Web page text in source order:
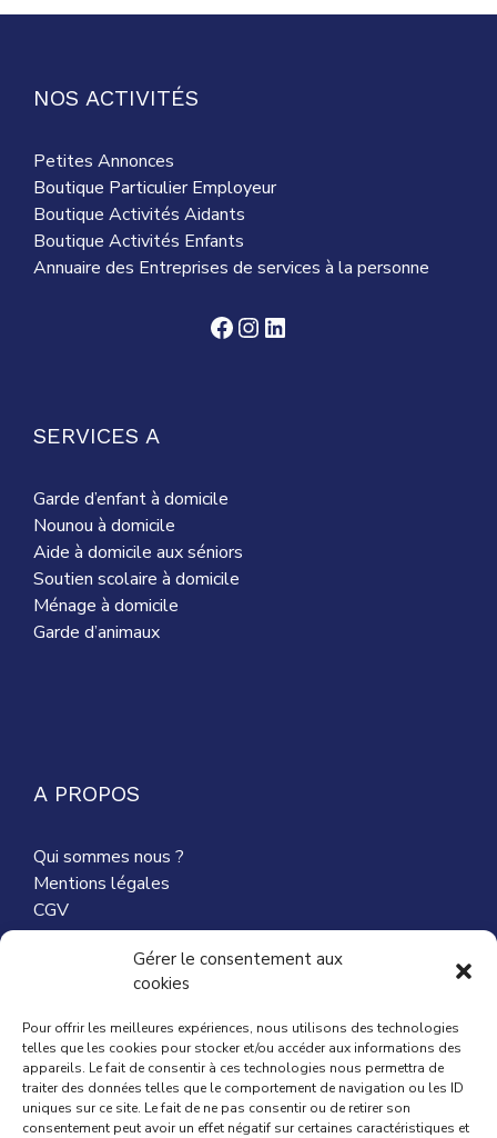
Gérer le consentement aux
cookies
Pour offrir les meilleures expériences, nous utilisons des technologies
telles que les cookies pour stocker et/ou accéder aux informations des
appareils. Le fait de consentir à ces technologies nous permettra de
traiter des données telles que le comportement de navigation ou les ID
uniques sur ce site. Le fait de ne pas consentir ou de retirer son
consentement peut avoir un effet négatif sur certaines caractéristiques et
NOS ACTIVITÉS
Petites Annonces
Boutique Particulier Employeur
Boutique Activités Aidants
Boutique Activités Enfants
Annuaire des Entreprises de services à la personne
Facebook
Instagram
LinkedIn
SERVICES A
Garde d’enfant à domicile
Nounou à domicile
Aide à domicile aux séniors
Soutien scolaire à domicile
Ménage à domicile
Garde d’animaux
A PROPOS
Qui sommes nous ?
Mentions légales
CGV
Nous contacter
ACTUALITÉ